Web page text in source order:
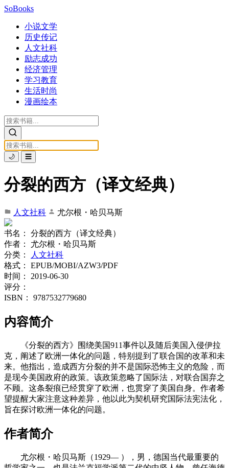
SoBooks
小说文学
历史传记
人文社科
励志成功
经济管理
学习教育
生活时尚
漫画绘本
🌙 ☰
分裂的西方（译文经典）
人文社科 尤尔根・哈贝马斯
书名：
分裂的西方（译文经典）
作者：
尤尔根・哈贝马斯
分类：
人文社科
格式：
EPUB/MOBI/AZW3/PDF
时间：
2019-06-30
评分：
ISBN：
9787532779680
内容简介
《分裂的西方》围绕美国911事件以及随后美国入侵伊拉
克，阐述了欧洲一体化的问题，特别提到了联合国的改革和未
来。他指出，造成西方分裂的并不是国际恐怖主义的危险，而
是现今美国政府的政策。该政策忽略了国际法，对联合国弃之
不顾。这条裂痕已经贯穿了欧洲，也贯穿了美国自身。作者希
望提醒大家注意这种差异，他以此为契机研究国际法宪法化，
旨在探讨欧洲一体化的问题。
作者简介
尤尔根・哈贝马斯（1929— ），男，德国当代最重要的